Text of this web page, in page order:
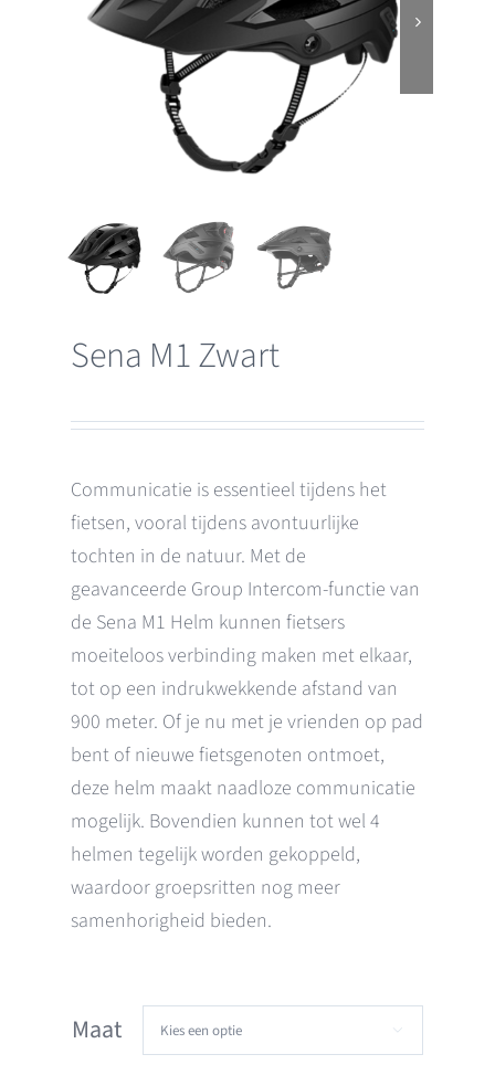
Sena M1 Zwart
Communicatie is essentieel tijdens het
fietsen, vooral tijdens avontuurlijke
tochten in de natuur. Met de
geavanceerde Group Intercom-functie van
de Sena M1 Helm kunnen fietsers
moeiteloos verbinding maken met elkaar,
tot op een indrukwekkende afstand van
900 meter. Of je nu met je vrienden op pad
bent of nieuwe fietsgenoten ontmoet,
deze helm maakt naadloze communicatie
mogelijk. Bovendien kunnen tot wel 4
helmen tegelijk worden gekoppeld,
waardoor groepsritten nog meer
samenhorigheid bieden.
Maat 